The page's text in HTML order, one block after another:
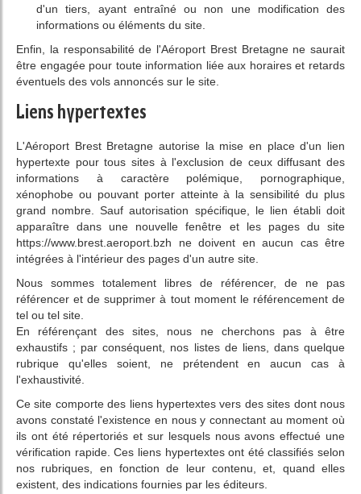
d'un tiers, ayant entraîné ou non une modification des
informations ou éléments du site.
Enfin, la responsabilité de l'Aéroport Brest Bretagne ne saurait
être engagée pour toute information liée aux horaires et retards
éventuels des vols annoncés sur le site.
Liens hypertextes
L'Aéroport Brest Bretagne autorise la mise en place d'un lien
hypertexte pour tous sites à l'exclusion de ceux diffusant des
informations à caractère polémique, pornographique,
xénophobe ou pouvant porter atteinte à la sensibilité du plus
grand nombre. Sauf autorisation spécifique, le lien établi doit
apparaître dans une nouvelle fenêtre et les pages du site
https://www.brest.aeroport.bzh ne doivent en aucun cas être
intégrées à l'intérieur des pages d'un autre site.
Nous sommes totalement libres de référencer, de ne pas
référencer et de supprimer à tout moment le référencement de
tel ou tel site.
En référençant des sites, nous ne cherchons pas à être
exhaustifs ; par conséquent, nos listes de liens, dans quelque
rubrique qu'elles soient, ne prétendent en aucun cas à
l'exhaustivité.
Ce site comporte des liens hypertextes vers des sites dont nous
avons constaté l'existence en nous y connectant au moment où
ils ont été répertoriés et sur lesquels nous avons effectué une
vérification rapide. Ces liens hypertextes ont été classifiés selon
nos rubriques, en fonction de leur contenu, et, quand elles
existent, des indications fournies par les éditeurs.